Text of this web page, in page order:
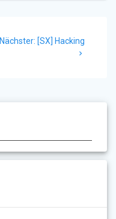
Nächster: Nächster
[SX] Hacking